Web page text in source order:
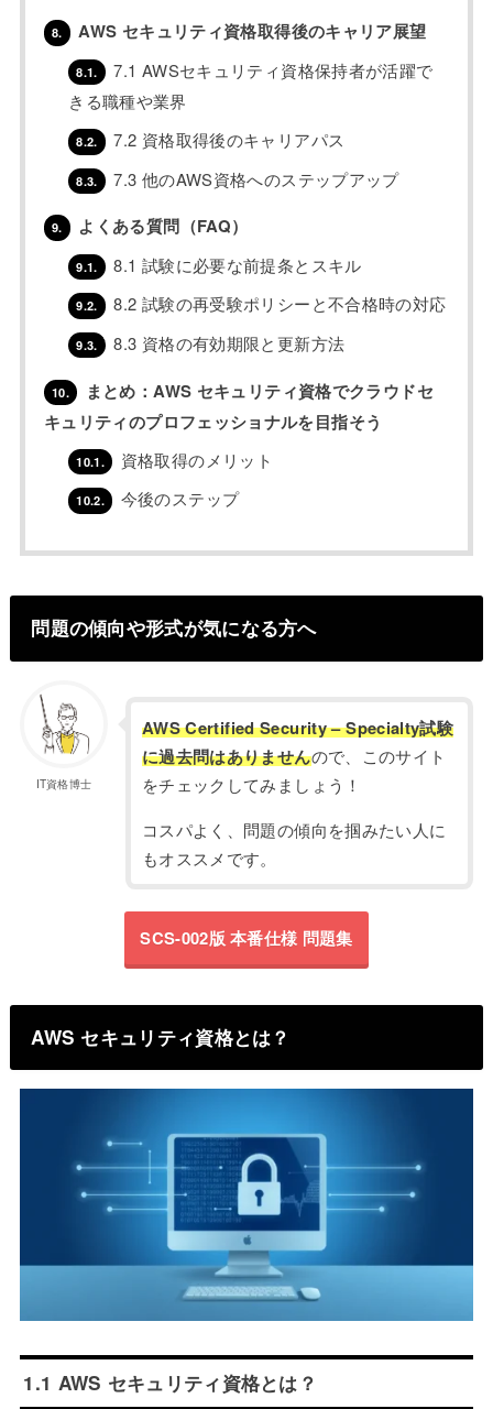
8. AWS セキュリティ資格取得後のキャリア展望
8.1.
7.1 AWSセキュリティ資格保持者が活躍で
きる職種や業界
8.2. 7.2 資格取得後のキャリアパス
8.3. 7.3 他のAWS資格へのステップアップ
9. よくある質問（FAQ）
9.1. 8.1 試験に必要な前提条とスキル
9.2. 8.2 試験の再受験ポリシーと不合格時の対応
9.3. 8.3 資格の有効期限と更新方法
10.
まとめ：AWS セキュリティ資格でクラウドセ
キュリティのプロフェッショナルを目指そう
10.1. 資格取得のメリット
10.2. 今後のステップ
問題の傾向や形式が気になる方へ
IT資格博士
AWS Certified Security – Specialty試験
に過去問はありませんので、このサイト
をチェックしてみましょう！
コスパよく、問題の傾向を掴みたい人に
もオススメです。
SCS-002版 本番仕様 問題集
AWS セキュリティ資格とは？
1.1 AWS セキュリティ資格とは？